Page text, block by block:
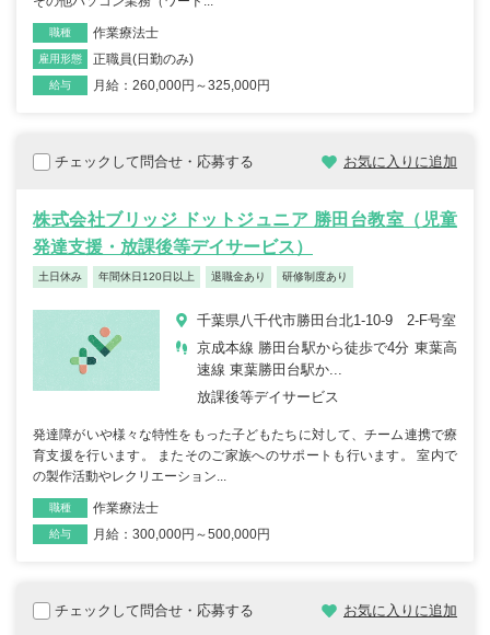
職種 作業療法士
雇用形態 正職員(日勤のみ)
給与 月給：260,000円～325,000円
チェックして問合せ・応募する お気に入りに追加
株式会社ブリッジ ドットジュニア 勝田台教室（児童
発達支援・放課後等デイサービス）
土日休み 年間休日120日以上 退職金あり 研修制度あり
千葉県八千代市勝田台北1-10-9 2-F号室
京成本線 勝田台駅から徒歩で4分 東葉高
速線 東葉勝田台駅か...
放課後等デイサービス
発達障がいや様々な特性をもった子どもたちに対して、チーム連携で療
育支援を行います。 またそのご家族へのサポートも行います。 室内で
の製作活動やレクリエーション...
職種 作業療法士
雇用形態
給与 月給：300,000円～500,000円
チェックして問合せ・応募する お気に入りに追加